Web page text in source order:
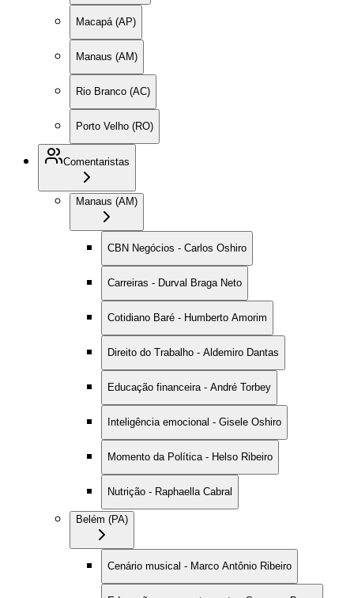
Macapá (AP)
Manaus (AM)
Rio Branco (AC)
Porto Velho (RO)
Comentaristas
Manaus (AM)
CBN Negócios - Carlos Oshiro
Carreiras - Durval Braga Neto
Cotidiano Baré - Humberto Amorim
Direito do Trabalho - Aldemiro Dantas
Educação financeira - André Torbey
Inteligência emocional - Gisele Oshiro
Momento da Política - Helso Ribeiro
Nutrição - Raphaella Cabral
Belém (PA)
Cenário musical - Marco Antônio Ribeiro